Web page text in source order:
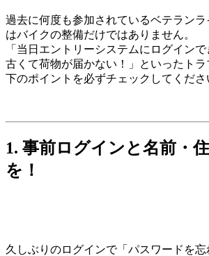
過去に何度も参加されているベテラン
はバイクの整備だけではありません。
「当日エントリーシステムにログイン
古くて荷物が届かない！」といったト
下のポイントを必ずチェックしてくださ
1. 事前ログインと名前・
を！
久しぶりのログインで「パスワードを